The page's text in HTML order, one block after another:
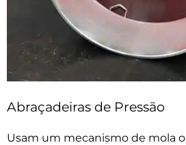
Abraçadeiras de Pressão
Usam um mecanismo de mola